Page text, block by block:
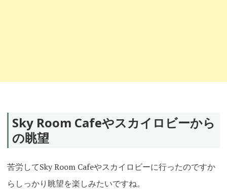
Sky Room Cafeやスカイロビーから
の眺望
苦労してSky Room Cafeやスカイロビーに行ったのですか
らしっかり眺望を楽しみたいですね。